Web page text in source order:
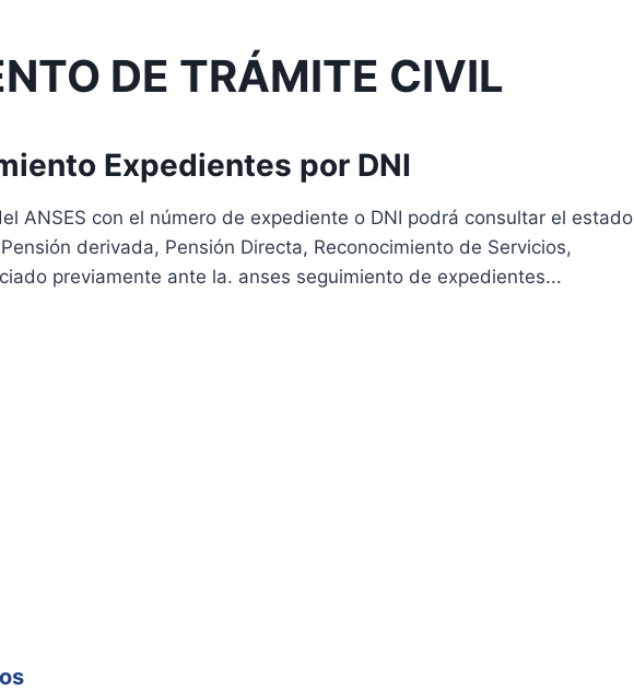
DE TRÁMITE CIVIL
Expedientes por DNI
ANSES con el número de expediente o DNI podrá consultar el estado
derivada, Pensión Directa, Reconocimiento de Servicios,
previamente ante la. anses seguimiento de expedientes...